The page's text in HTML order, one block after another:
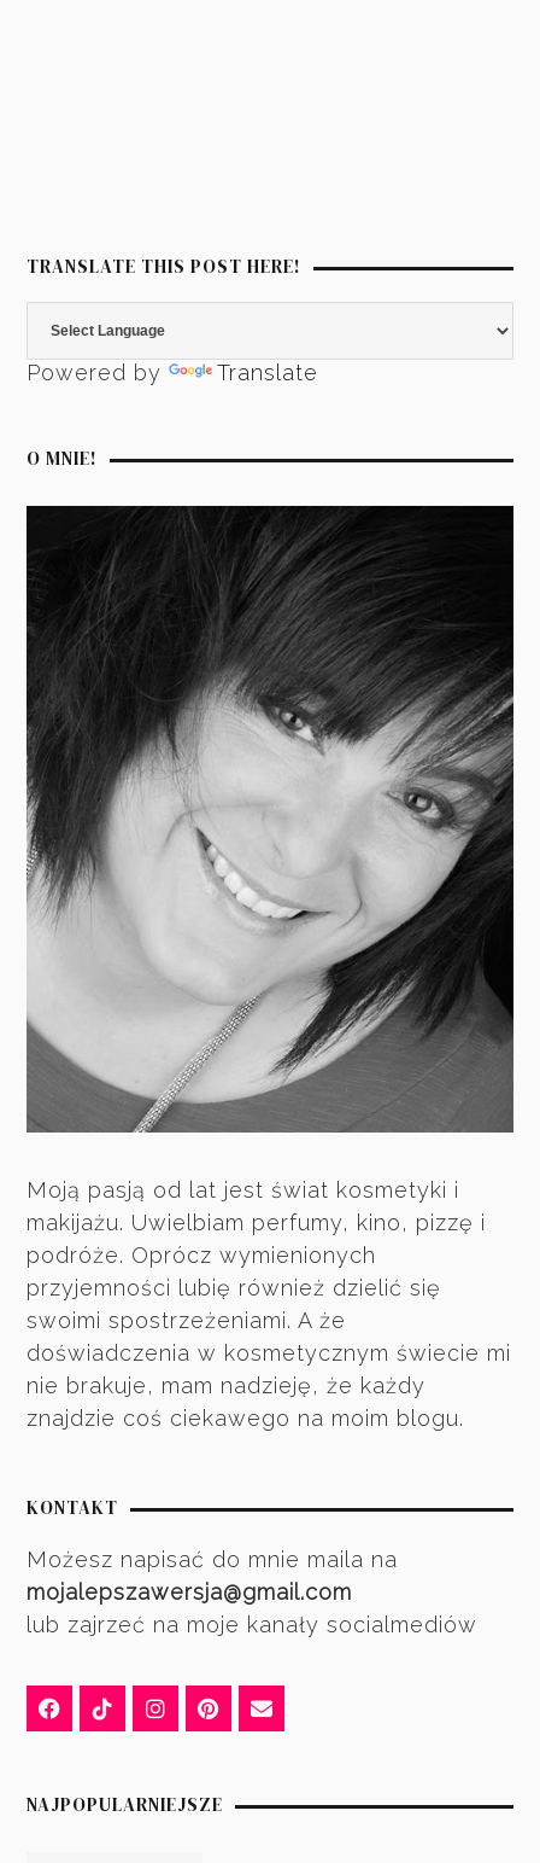
TRANSLATE THIS POST HERE!
Powered by Translate
O MNIE!
Moją pasją od lat jest świat kosmetyki i
makijażu. Uwielbiam perfumy, kino, pizzę i
podróże. Oprócz wymienionych
przyjemności lubię również dzielić się
swoimi spostrzeżeniami. A że
doświadczenia w kosmetycznym świecie mi
nie brakuje, mam nadzieję, że każdy
znajdzie coś ciekawego na moim blogu.
KONTAKT
Możesz napisać do mnie maila na
mojalepszawersja@gmail.com
lub zajrzeć na moje kanały socialmediów
NAJPOPULARNIEJSZE